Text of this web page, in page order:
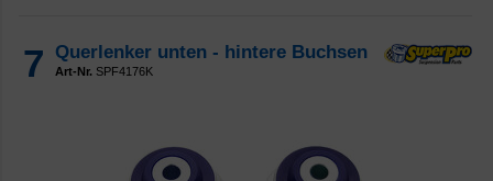
7 Querlenker unten - hintere Buchsen
Art-Nr. SPF4176K